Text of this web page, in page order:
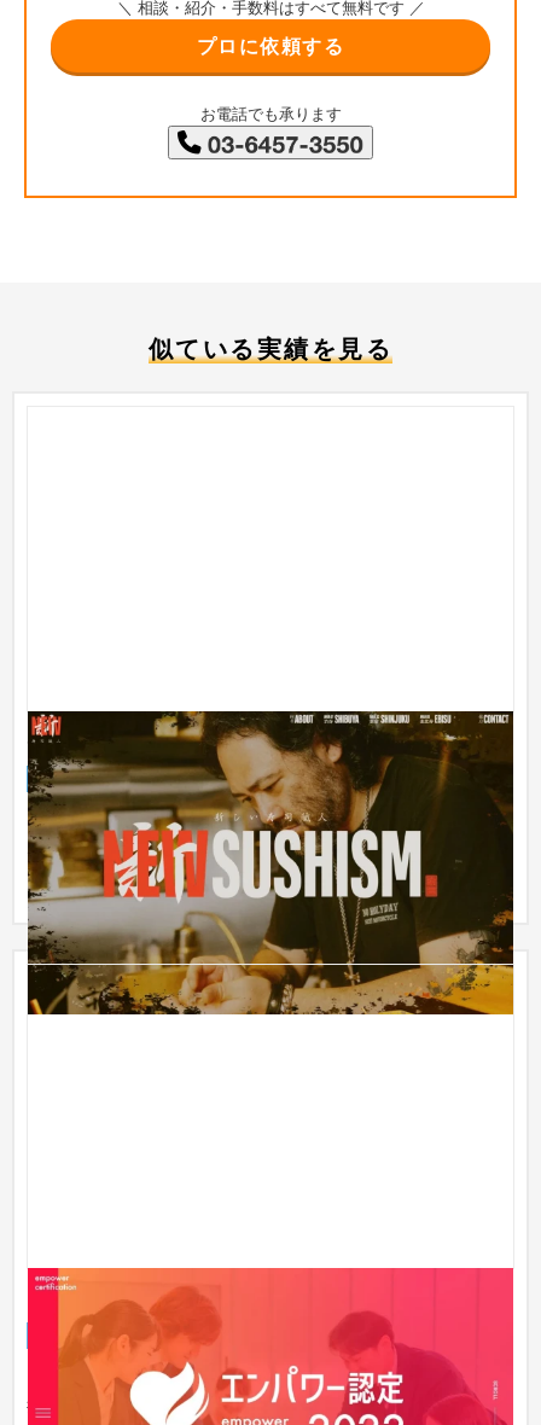
＼ 相談・紹介・手数料はすべて無料です ／
プロに依頼する
お電話でも承ります
似ている実績を見る
SUSHISM
ブランドサイト IT・Webサービス 301〜500万円
このサイトは、SUPER SUPER INC.の社長・甲斐さんとの何気
ない会話から生まれました。「日本文化をもっと面白く伝えた
い」という...
エンパワー認定｜一般財団法人エン人材教育財団
ブランドサイト 人材 〜30万円
＜お客様の声＞ NPO法人Co.to.hana ディレクション・デザイン
担当 関森様 長く伴走いただきありがとうございました..! ま